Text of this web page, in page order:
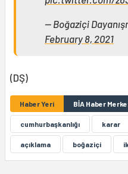
— Boğaziçi
February 8, 2021
(DŞ)
Haber Yeri BİA Haber
cumhurbaşkanlığı karar
açıklama boğaziçi